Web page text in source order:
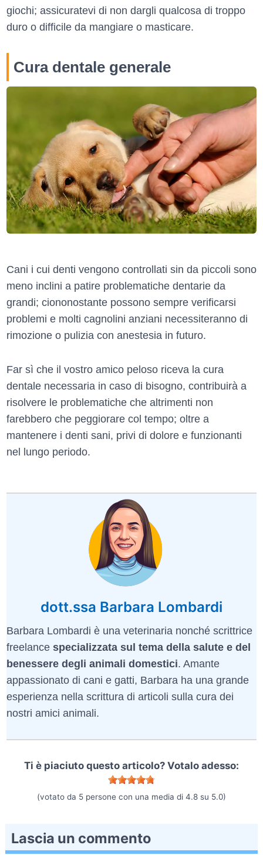
giochi; assicuratevi di non dargli qualcosa di troppo
duro o difficile da mangiare o masticare.
Cura dentale generale
Cani i cui denti vengono controllati sin da piccoli sono
meno inclini a patire problematiche dentarie da
grandi; ciononostante possono sempre verificarsi
problemi e molti cagnolini anziani necessiteranno di
rimozione o pulizia con anestesia in futuro.
Far sì che il vostro amico peloso riceva la cura
dentale necessaria in caso di bisogno, contribuirà a
risolvere le problematiche che altrimenti non
farebbero che peggiorare col tempo; oltre a
mantenere i denti sani, privi di dolore e funzionanti
nel lungo periodo.
dott.ssa Barbara Lombardi
Barbara Lombardi è una veterinaria nonché scrittrice
freelance specializzata sul tema della salute e del
benessere degli animali domestici. Amante
appassionato di cani e gatti, Barbara ha una grande
esperienza nella scrittura di articoli sulla cura dei
nostri amici animali.
Ti è piaciuto questo articolo? Votalo adesso:
(votato da 5 persone con una media di 4.8 su 5.0)
Lascia un commento